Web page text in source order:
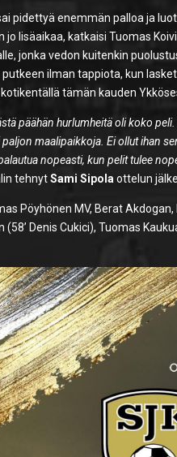
pidettyä enemmän palloa ja
jo lisäaikaa, katkaisi Tuomas
jonka vedon kuitenkin
ilman tappiota, kun
tämän kauden
päähän hurlumheitä oli koko
maalipaikkoja. Ei ollut ihan
nopeasti, kun pelit tulee
tehnytSami Sipolaottelun
Pöyhönen MV, Berat
(58’ Denis Cukici), Tuomas